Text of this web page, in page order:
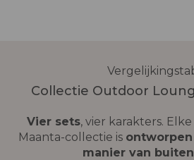
niet en laat geen vlekken
Collectie Outdoor
Vier sets, vier karakters.
Maanta-collectie is
manier van